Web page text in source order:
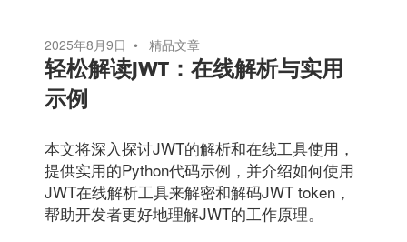
2025年8月9日 精品文章
轻松解读JWT：在线解析与实用
示例
本文将深入探讨JWT的解析和在线工具使用，
提供实用的Python代码示例，并介绍如何使用
JWT在线解析工具来解密和解码JWT token，
帮助开发者更好地理解JWT的工作原理。